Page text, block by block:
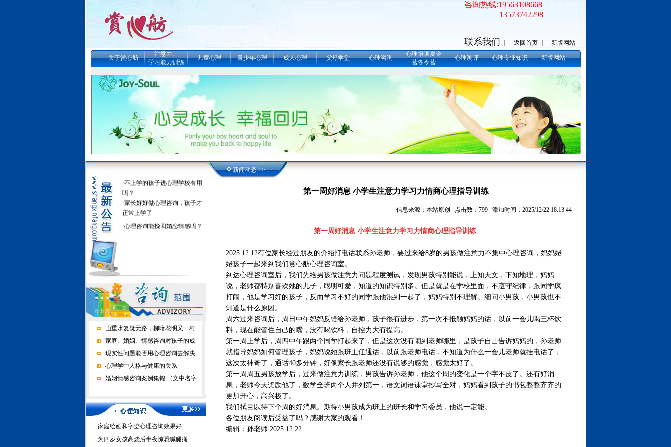
咨询热线:19563108668
13573742298
联系我们 返回首页 ｜ 新版网站
关于赏心舫
注意力、
学习能力训练
儿童心理 青少年心理 成人心理 父母学堂 心理咨询
心理培训夏令
营冬令营
心理测评 心理专业知识 新版网站
·真的能改变孩子的学习动力
吗？--五天提升自我管理夏令
暑假提升自我管理夏令营（招
生简章） （感统、注意力、记
忆力、学习力、情
女子的情绪.婚姻..债务.精神内
得到疗愈
·不上学的孩子进心理学校有用
吗？
家长好好做心理咨询，孩子才
正常上学了
心理咨询能挽回婚恋情感吗？
山重水复疑无路，柳暗花明又一村
家庭、婚姻、情感咨询对孩子的成
现实性问题能否用心理咨询去解决
心理学中人格与健康的关系
婚姻情感咨询案例集锦 （文中名字
·
家庭绘画和字迹心理咨询效果好
·
为四岁女孩高烧后半夜惊恐喊腿痛
新闻动态 >>
第一周好消息 小学生注意力学习力情商心理指导训练
信息来源：本站原创 点击数：799 添加时间：2025/12/22 18:13:44
第一周好消息 小学生注意力学习力情商心理指导训练
2025.12.12有位家长经过朋友的介绍打电话联系孙老师，要过来给8岁的男孩做注意力不集中心理咨询，妈妈姥
姥孩子一起来到我们赏心舫心理咨询室。
到达心理咨询室后，我们先给男孩做注意力问题程度测试，发现男孩特别能说，上知天文，下知地理，妈妈
说，老师都特别喜欢她的儿子，聪明可爱，知道的知识特别多。但是就是在学校里面，不遵守纪律，跟同学疯
打闹，他是学习好的孩子，反而学习不好的同学跟他混到一起了，妈妈特别不理解。细问小男孩，小男孩也不
知道是什么原因。
周六过来咨询后，周日中午妈妈反馈给孙老师，孩子很有进步，第一次不抵触妈妈的话，以前一会儿喝三杯饮
料，现在能管住自己的嘴，没有喝饮料，自控力大有提高。
第一周上学后，周四中午跟两个同学打起来了，但是这次没有闹到老师哪里，是孩子自己告诉妈妈的，孙老师
就指导妈妈如何管理孩子，妈妈说她跟班主任通话，以前跟老师电话，不知道为什么一会儿老师就挂电话了，
这次太神奇了，通话40多分钟，好像家长跟老师还没有说够的感觉，感觉太好了。
第一周周五男孩放学后，过来做注意力训练，男孩告诉孙老师，他这个周的变化是一个字不皮了。还有好消
息，老师今天奖励他了，数学全班两个人并列第一，语文词语课堂抄写全对，妈妈看到孩子的书包整整齐齐的
更加开心，高兴极了。
我们拭目以待下个周的好消息。期待小男孩成为班上的班长和学习委员，他说一定能。
各位朋友阅读后受益了吗？感谢大家的观看！
编辑：孙老师 2025.12.22